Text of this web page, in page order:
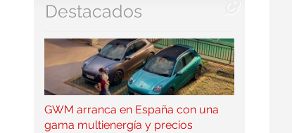
Destacados
GWM arranca en España con una
gama multienergía y precios